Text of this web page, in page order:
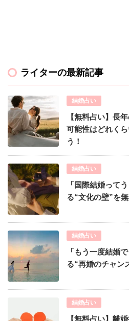
ライターの最新記事
結婚占い
【無料占い】長
可能性はどれく
う！
結婚占い
「国際結婚って
る“文化の壁”を無
結婚占い
「もう一度結婚
る“再婚のチャン
結婚占い
【無料占い】離